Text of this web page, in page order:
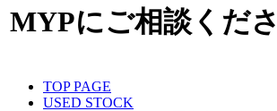
MYPにご相談くださ
TOP PAGE
USED STOCK